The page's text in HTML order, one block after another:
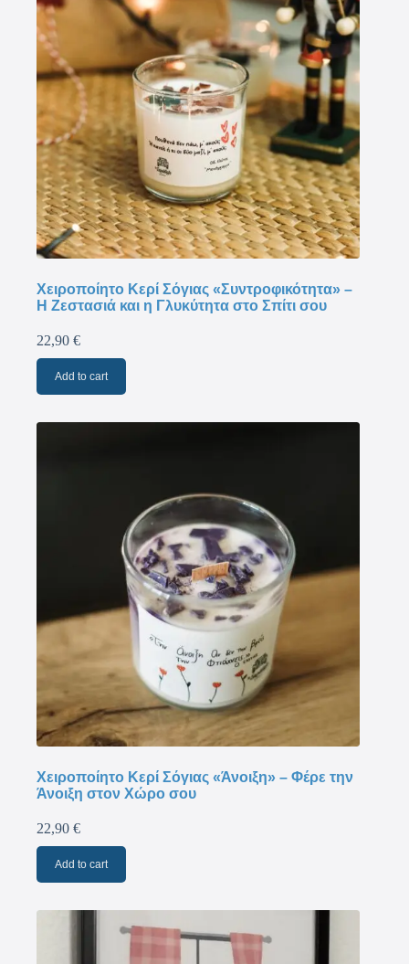
Χειροποίητο Κερί Σόγιας «Συντροφικότητα» –
Η Ζεστασιά και η Γλυκύτητα στο Σπίτι σου
22,90 €
Add to cart
Χειροποίητο Κερί Σόγιας «Άνοιξη» – Φέρε την
Άνοιξη στον Χώρο σου
22,90 €
Add to cart